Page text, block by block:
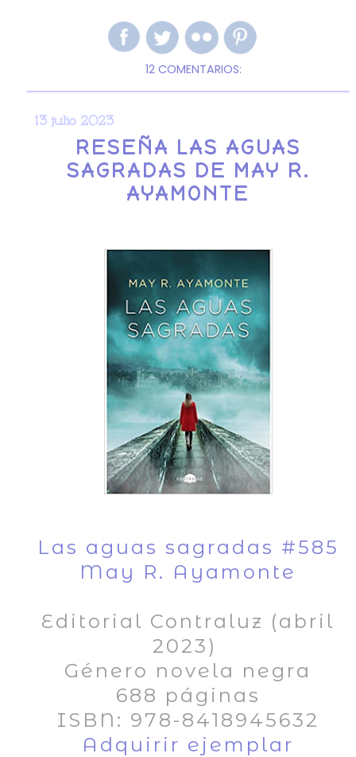
12 COMENTARIOS:
13 julio 2023
RESEÑA LAS AGUAS
SAGRADAS DE MAY R.
AYAMONTE
Las aguas sagradas #585
May R. Ayamonte
Editorial Contraluz (abril
2023)
Género novela negra
688 páginas
ISBN: 978-8418945632
Adquirir ejemplar